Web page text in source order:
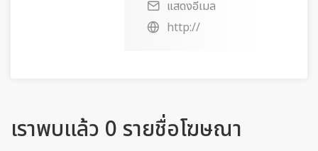
แสดงอีเมล
http://
เราพบแล้ว 0 รายชื่อโฆษณา